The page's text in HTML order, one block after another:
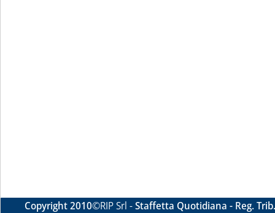
Copyright 2010©RIP Srl -Staffetta Quotidiana - Reg.